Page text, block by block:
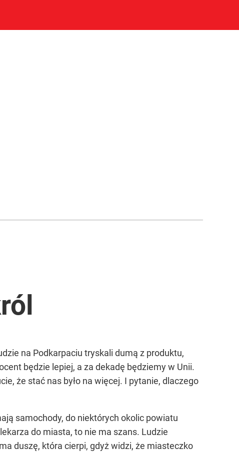
na Podkarpaciu tryskali dumą z produktu,
będzie lepiej, a za dekadę będziemy w Unii.
że stać nas było na więcej. I pytanie, dlaczego
samochody, do niektórych okolic powiatu
do miasta, to nie ma szans. Ludzie
duszę, która cierpi, gdyż widzi, że miasteczko